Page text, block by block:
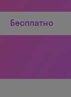
Бесплатно